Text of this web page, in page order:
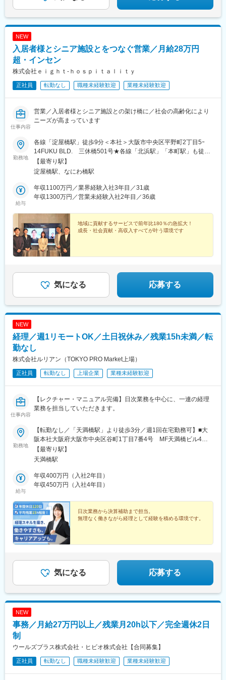
NEW
入居者様とシニア施設とをつなぐ営業／月給28万円
超・インセン
株式会社ｅｉｇｈｔ‐ｈｏｓｐｉｔａｌｉｔｙ
正社員 転勤なし 職種未経験歓迎 業種未経験歓迎
仕事内容
営業／入居者様とシニア施設との架け橋に／社会の高齢化により
ニーズが高まっています
勤務地
各線「淀屋橋駅」徒歩9分＜本社＞大阪市中央区平野町2丁目5ｰ
14FUKU BLD. 三休橋501号★各線「北浜駅」「本町駅」も徒歩
圏内★転勤はありません★直行直帰OKで効率的に動けます
【最寄り駅】
淀屋橋駅、なにわ橋駅
給与
年収1100万円／業界経験入社3年目／31歳
年収1300万円／営業未経験入社2年目／36歳
地域に貢献するサービスで前年比180％の急拡大！
成長・社会貢献・高収入すべてが叶う環境です
気になる 応募する
NEW
経理／週1リモートOK／土日祝休み／残業15h未満／転
勤なし
株式会社ルリアン（TOKYO PRO Market上場）
正社員 転勤なし 上場企業 業種未経験歓迎
仕事内容
【レクチャー・マニュアル完備】日次業務を中心に、一連の経理
業務を担当していただきます。
勤務地
【転勤なし／「天満橋駅」より徒歩3分／週1回在宅勤務可】■大
阪本社大阪府大阪市中央区谷町1丁目7番4号 MF天満橋ビル4
階・京阪本線・大阪メトロ谷町線「天満橋駅」より徒歩3分※受動
喫煙対策：あり
【最寄り駅】
天満橋駅
給与
年収400万円（入社2年目）
年収450万円（入社4年目）
日次業務から決算補助まで担当。
無理なく働きながら経理として経験を積める環境です。
気になる 応募する
NEW
事務／月給27万円以上／残業月20h以下／完全週休2日
制
ウールズプラス株式会社・ヒビオ株式会社【合同募集】
正社員 転勤なし 職種未経験歓迎 業種未経験歓迎